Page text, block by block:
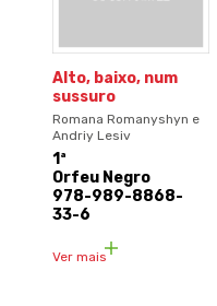
Alto, baixo, num
sussuro
Romana Romanyshyn e
Andriy Lesiv
1ª
Orfeu Negro
978-989-8868-
33-6
Ver mais